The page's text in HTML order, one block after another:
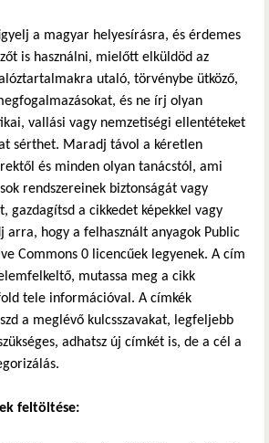
a magyar helyesírásra, és érdemes
is használni, mielőtt elküldöd az
utaló, törvénybe ütköző,
és ne írj olyan
vallási vagy nemzetiségi ellentéteket
sérthet. Maradj távol a kéretlen
és minden olyan tanácstól, ami
rendszereinek biztonságát vagy
gazdagítsd a cikkedet képekkel vagy
arra, hogy a felhasznált anyagok Public
Commons 0 licencűek legyenek. A cím
mutassa meg a cikk
tele információval. A címkék
a meglévő kulcsszavakat, legfeljebb
adhatsz új címkét is, de a cél a
feltöltése: